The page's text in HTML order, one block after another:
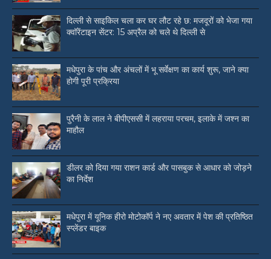
दिल्ली से साइकिल चला कर घर लौट रहे छ: मजदूरों को भेजा गया
क्वॉरेंटाइन सेंटर: 15 अप्रैल को चले थे दिल्ली से
मधेपुरा के पांच और अंचलों में भू सर्वेक्षण का कार्य शुरू, जाने क्या
होगी पूरी प्रक्रिया
पुरैनी के लाल ने बीपीएससी में लहराया परचम, इलाके में जश्न का
माहौल
डीलर को दिया गया राशन कार्ड और पासबुक से आधार को जोड़ने
का निर्देश
मधेपुरा में यूनिक हीरो मोटोकॉर्प ने नए अवतार में पेश की प्रतिष्ठित
स्प्लेंडर बाइक